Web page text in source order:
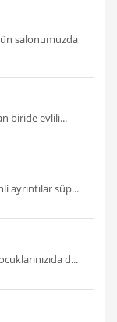
salonumuzda
biride evlili...
ayrıntılar süp...
d...